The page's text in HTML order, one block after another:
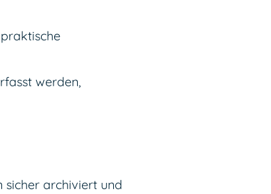
werden,
sicher archiviert und